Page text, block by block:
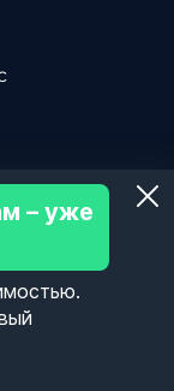
– уже